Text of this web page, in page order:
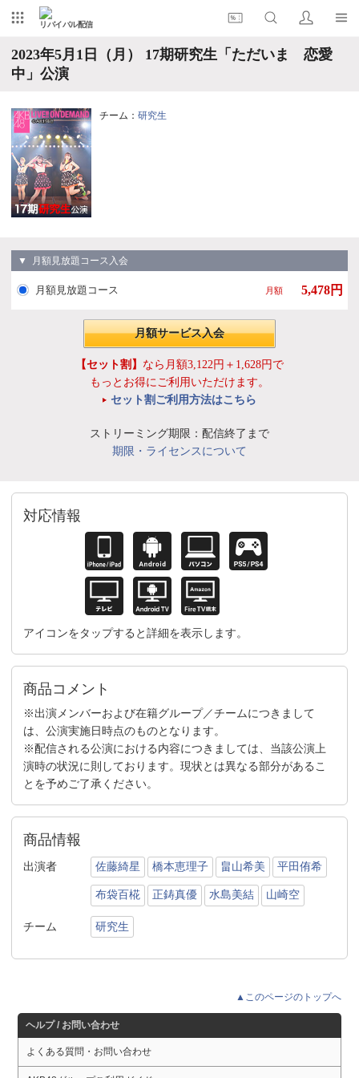
リバイバル配信
2023年5月1日（月） 17期研究生「ただいま 恋愛
中」公演
チーム： 研究生
▼ 月額見放題コース入会
月額見放題コース 月額 5,478円
月額サービス入会
【セット割】 なら月額3,122円＋1,628円で
もっとお得にご利用いただけます。
セット割ご利用方法はこちら
ストリーミング期限：配信終了まで
期限・ライセンスについて
対応情報
アイコンをタップすると詳細を表示します。
商品コメント
※出演メンバーおよび在籍グループ／チームにつきまして
は、公演実施日時点のものとなります。
※配信される公演における内容につきましては、当該公演上
演時の状況に則しております。現状とは異なる部分があるこ
とを予めご了承ください。
商品情報
出演者 佐藤綺星 橋本恵理子 畠山希美 平田侑希
布袋百椛 正鋳真優 水島美結 山崎空
チーム 研究生
▲このページのトップへ
ヘルプ / お問い合わせ
よくある質問・お問い合わせ